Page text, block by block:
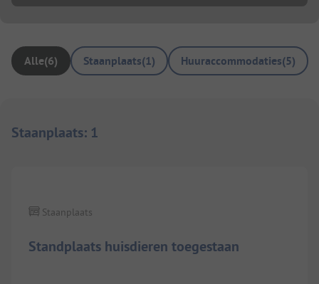
Alle(6) Staanplaats(1) Huuraccommodaties(5)
Staanplaats: 1
Standplaats huisdieren toegestaan
Staanplaats